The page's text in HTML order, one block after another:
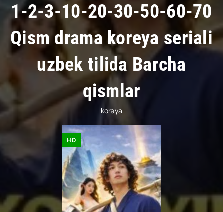
1-2-3-10-20-30-50-60-70
Qism drama koreya seriali
uzbek tilida Barcha
qismlar
koreya
HD